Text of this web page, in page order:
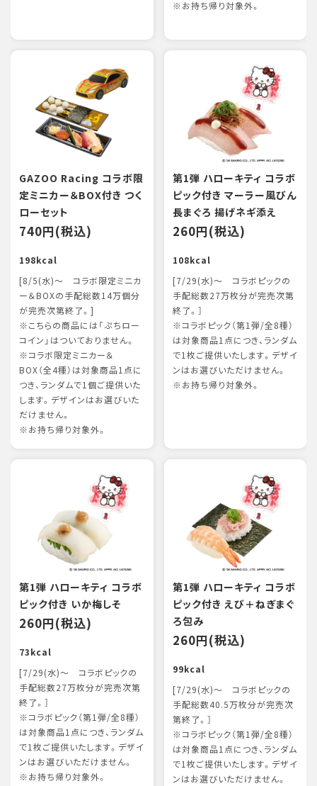
※お持ち帰り対象外。
GAZOO Racing コラボ限
定ミニカー＆BOX付き つく
ローセット
740円(税込)
198kcal
[8/5(水)～ コラボ限定ミニカ
ー＆BOXの手配総数14万個分
が完売次第終了。]
※こちらの商品には「ぷちロー
コイン」はついておりません。
※コラボ限定ミニカー＆
BOX（全4種）は対象商品1点に
つき、ランダムで1個ご提供いた
します。デザインはお選びいた
だけません。
※お持ち帰り対象外。
第1弾 ハローキティ コラボ
ピック付き マーラー風びん
長まぐろ 揚げネギ添え
260円(税込)
108kcal
[7/29(水)～ コラボピックの
手配総数27万枚分が完売次第
終了。］
※コラボピック（第1弾/全8種）
は対象商品1点につき、ランダム
で1枚ご提供いたします。デザイ
ンはお選びいただけません。
※お持ち帰り対象外。
第1弾 ハローキティ コラボ
ピック付き いか梅しそ
260円(税込)
73kcal
[7/29(水)～ コラボピックの
手配総数27万枚分が完売次第
終了。］
※コラボピック（第1弾/全8種）
は対象商品1点につき、ランダム
で1枚ご提供いたします。デザイ
ンはお選びいただけません。
※お持ち帰り対象外。
第1弾 ハローキティ コラボ
ピック付き えび＋ねぎまぐ
ろ包み
260円(税込)
99kcal
[7/29(水)～ コラボピックの
手配総数40.5万枚分が完売次
第終了。］
※コラボピック（第1弾/全8種）
は対象商品1点につき、ランダム
で1枚ご提供いたします。デザイ
ンはお選びいただけません。